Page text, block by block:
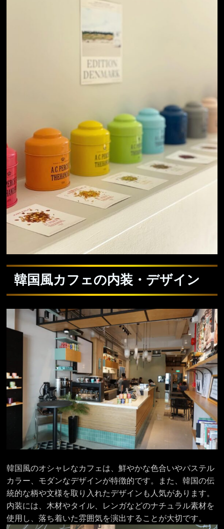
韓国風カフェの内装・デザイン
韓国風のオシャレなカフェは、鮮やかな色合いやパステル
カラー、モダンなデザインが特徴的です。また、韓国の伝
統的な柄や文様を取り入れたデザインも人気があります。
内装には、木材やタイル、レンガなどのナチュラル素材を
使用し、落ち着いた雰囲気を演出することが大切です。